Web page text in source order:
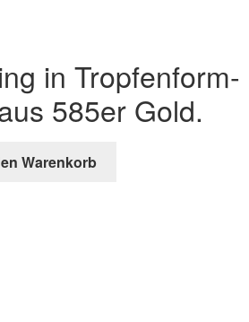
in Tropfenform-
585er Gold.
Warenkorb